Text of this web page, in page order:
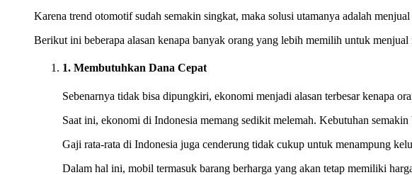
Karena trend otomotif sudah semakin singkat, maka solusi utamanya adalah
Berikut ini beberapa alasan kenapa banyak orang yang lebih memilih untuk
1. Membutuhkan Dana Cepat
Sebenarnya tidak bisa dipungkiri, ekonomi menjadi alasan terbesar kenapa
Saat ini, ekonomi di Indonesia memang sedikit melemah. Kebutuhan
Gaji rata-rata di Indonesia juga cenderung tidak cukup untuk menampung
Dalam hal ini, mobil termasuk barang berharga yang akan tetap memiliki